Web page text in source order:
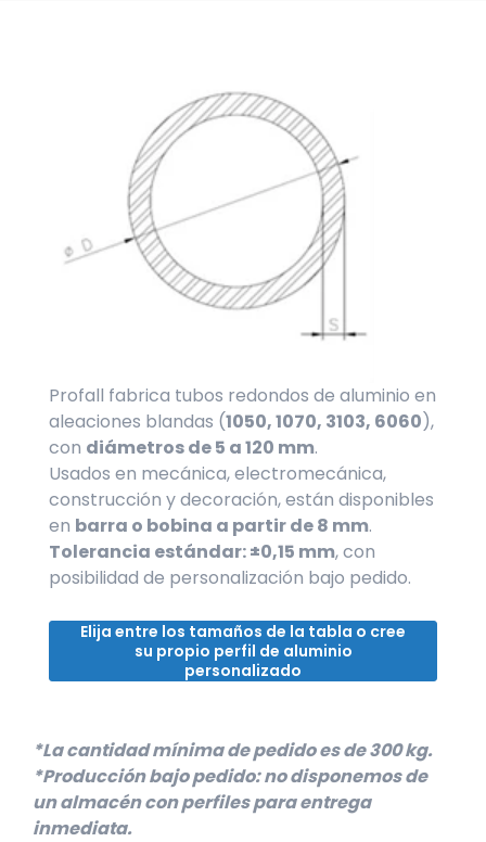
Profall fabrica tubos redondos de aluminio en
aleaciones blandas (1050, 1070, 3103, 6060),
con diámetros de 5 a 120 mm.
Usados en mecánica, electromecánica,
construcción y decoración, están disponibles
en barra o bobina a partir de 8 mm.
Tolerancia estándar: ±0,15 mm, con
posibilidad de personalización bajo pedido.
Elija entre los tamaños de la tabla o cree
su propio perfil de aluminio
personalizado
*La cantidad mínima de pedido es de 300 kg.
*Producción bajo pedido: no disponemos de
un almacén con perfiles para entrega
inmediata.